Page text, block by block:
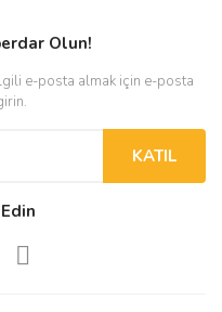
Olun!
e-posta almak için e-posta
KATIL